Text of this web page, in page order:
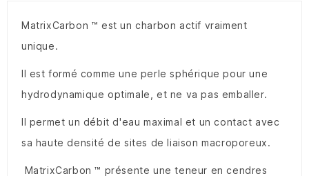
MatrixCarbon ™ est un charbon actif vraiment
unique.
Il est formé comme une perle sphérique pour une
hydrodynamique optimale, et ne va pas emballer.
Il permet un débit d'eau maximal et un contact avec
sa haute densité de sites de liaison macroporeux.
MatrixCarbon ™ présente une teneur en cendres